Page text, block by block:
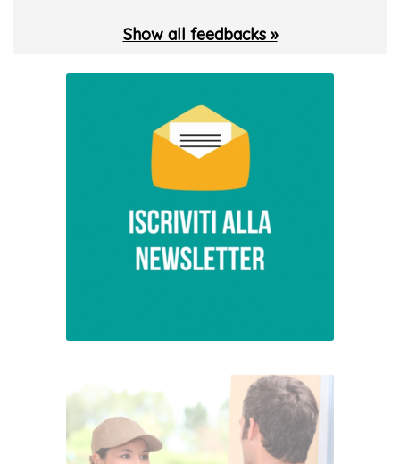
Show all feedbacks »